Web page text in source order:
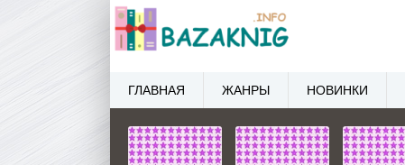
ГЛАВНАЯ ЖАНРЫ НОВИНКИ